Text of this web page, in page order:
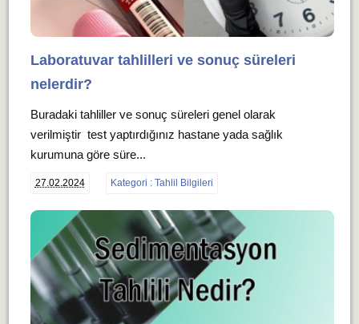
Laboratuvar tahlilleri ve sonuç süreleri
nelerdir?
Buradaki tahliller ve sonuç süreleri genel olarak
verilmiştir test yaptırdığınız hastane yada sağlık
kurumuna göre süre...
27.02.2024 Kategori : Tahlil Bilgileri